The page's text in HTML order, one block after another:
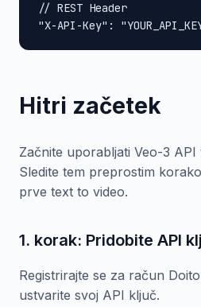
// REST Header
"X-API-Key":
Hitri začetek
Začnite uporabljati Veo-3
Sledite tem preprostim
prve text to video.
1. korak: Pridobite API
Registrirajte se za račun
ustvarite svoj API ključ.